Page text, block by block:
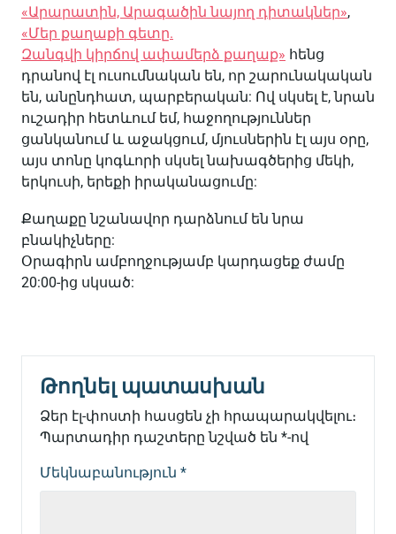
«Արարատին, Արագածին նայող դիտակներ»,
«Մեր քաղաքի գետը.
Զանգվի կիրճով ափամերձ քաղաք» հենց
դրանով էլ ուսումնական են, որ շարունակական
են, անընդհատ, պարբերական: Ով սկսել է, նրան
ուշադիր հետևում եմ, հաջողություններ
ցանկանում և աջակցում, մյուսներին էլ այս օրը,
այս տոնը կոգևորի սկսել նախագծերից մեկի,
երկուսի, երեքի իրականացումը:
Քաղաքը նշանավոր դարձնում են նրա
բնակիչները:
Օրագիրն ամբողջությամբ կարդացեք ժամը
20:00-ից սկսած:
Թողնել պատասխան
Ձեր էլ-փոստի հասցեն չի հրապարակվելու։
Պարտադիր դաշտերը նշված են *-ով
Մեկնաբանություն *